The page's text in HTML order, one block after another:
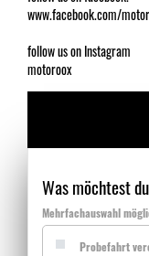
www.facebook.com/
follow us on Instagram
motoroox
Was möchtest
Mehrfachauswahl
Probefahrt